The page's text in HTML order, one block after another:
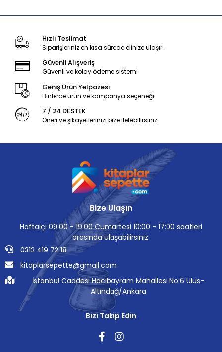
Hızlı Teslimat
Siparişleriniz en kısa sürede elinize ulaşır.
Güvenli Alışveriş
Güvenli ve kolay ödeme sistemi
Geniş Ürün Yelpazesi
Binlerce ürün ve kampanya seçeneği
7 / 24 DESTEK
Öneri ve şikayetlerinizi bize iletebilirsiniz.
Bize Ulaşın
Haftaiçi 09:00 - 19:00 Cumartesi 10:00 - 17:00 saatleri
arasında ulaşabilirsiniz.
0312 419 72 18
kitaplarsepette@gmail.com
İstanbul Caddesi Hacıbayram Mahallesi No:6 Ulus-
Altındağ/Ankara
Bizi Takip Edin